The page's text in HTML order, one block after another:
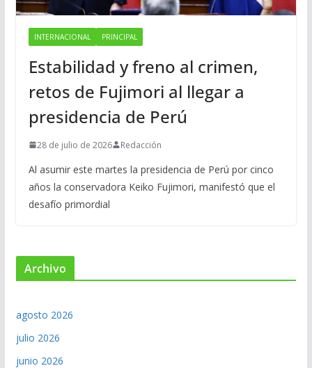
INTERNACIONAL PRINCIPAL
Estabilidad y freno al crimen,
retos de Fujimori al llegar a
presidencia de Perú
28 de julio de 2026 Redacción
Al asumir este martes la presidencia de Perú por cinco
años la conservadora Keiko Fujimori, manifestó que el
desafío primordial
Archivo
agosto 2026
julio 2026
junio 2026